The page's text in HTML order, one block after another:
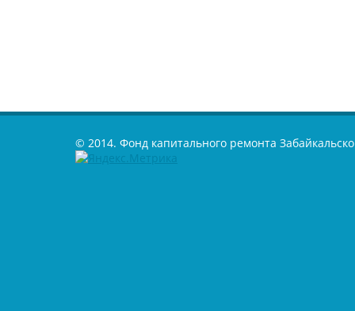
© 2014. Фонд капитального ремонта